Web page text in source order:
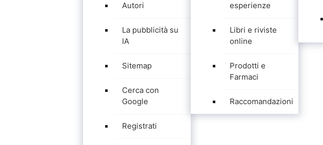
Autori
La pubblicità su
IA
Sitemap
Cerca con
Google
Registrati
esperienze
Libri e riviste
online
Prodotti e
Farmaci
Raccomandazioni